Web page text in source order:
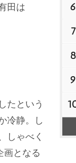
田は
たという
冷静。し
しゃべく
画となる
6
7
8
9